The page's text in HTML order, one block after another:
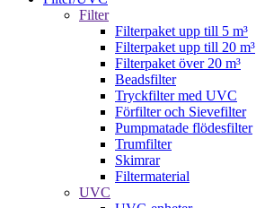
Filter
Filterpaket upp till 5 m³
Filterpaket upp till 20 m³
Filterpaket över 20 m³
Beadsfilter
Tryckfilter med UVC
Förfilter och Sievefilter
Pumpmatade flödesfilter
Trumfilter
Skimrar
Filtermaterial
UVC